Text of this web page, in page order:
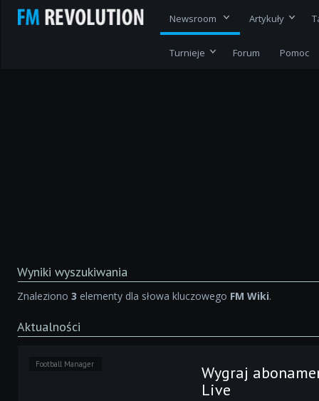
Newsroom Artykuły
Turnieje Forum Pomoc
Wyniki wyszukiwania
Znaleziono3 elementy dla słowa kluczowego FM Wiki.
Aktualności
Football Manager
Wygraj
Live